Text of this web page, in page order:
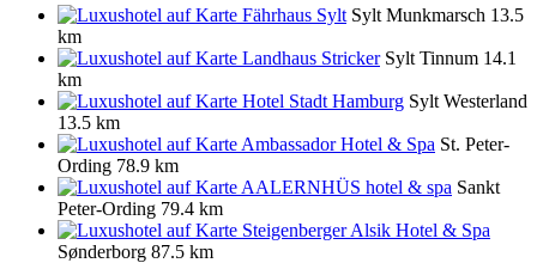
Fährhaus Sylt Sylt Munkmarsch 13.5
km
Landhaus Stricker Sylt Tinnum 14.1
km
Hotel Stadt Hamburg Sylt Westerland
13.5 km
Ambassador Hotel & Spa St. Peter-
Ording 78.9 km
AALERNHÜS hotel & spa Sankt
Peter-Ording 79.4 km
Steigenberger Alsik Hotel & Spa
Sønderborg 87.5 km